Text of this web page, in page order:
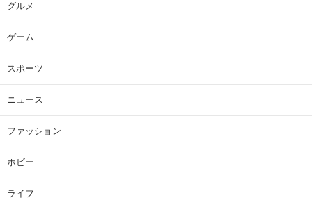
グルメ
ゲーム
スポーツ
ニュース
ファッション
ホビー
ライフ